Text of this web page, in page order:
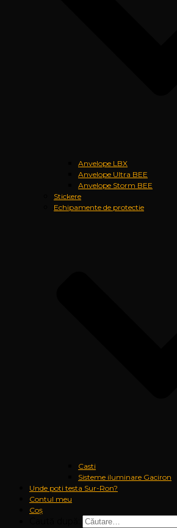
Anvelope LBX
Anvelope Ultra BEE
Anvelope Storm BEE
Stickere
Echipamente de protectie
Casti
Sisteme iluminare Gaciron
Unde poti testa Sur-Ron?
Contul meu
Coș